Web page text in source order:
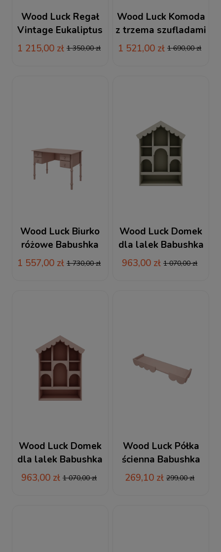
Wood Luck Regał
Vintage Eukaliptus
1 215,00 zł 1 350,00 zł
Wood Luck Komoda
z trzema szufladami
biała Babushka
1 521,00 zł 1 690,00 zł
Wood Luck Biurko
różowe Babushka
1 557,00 zł 1 730,00 zł
Wood Luck Domek
dla lalek Babushka
oliwka
963,00 zł 1 070,00 zł
Wood Luck Domek
dla lalek Babushka
różowy
963,00 zł 1 070,00 zł
Wood Luck Półka
ścienna Babushka
różowa
269,10 zł 299,00 zł